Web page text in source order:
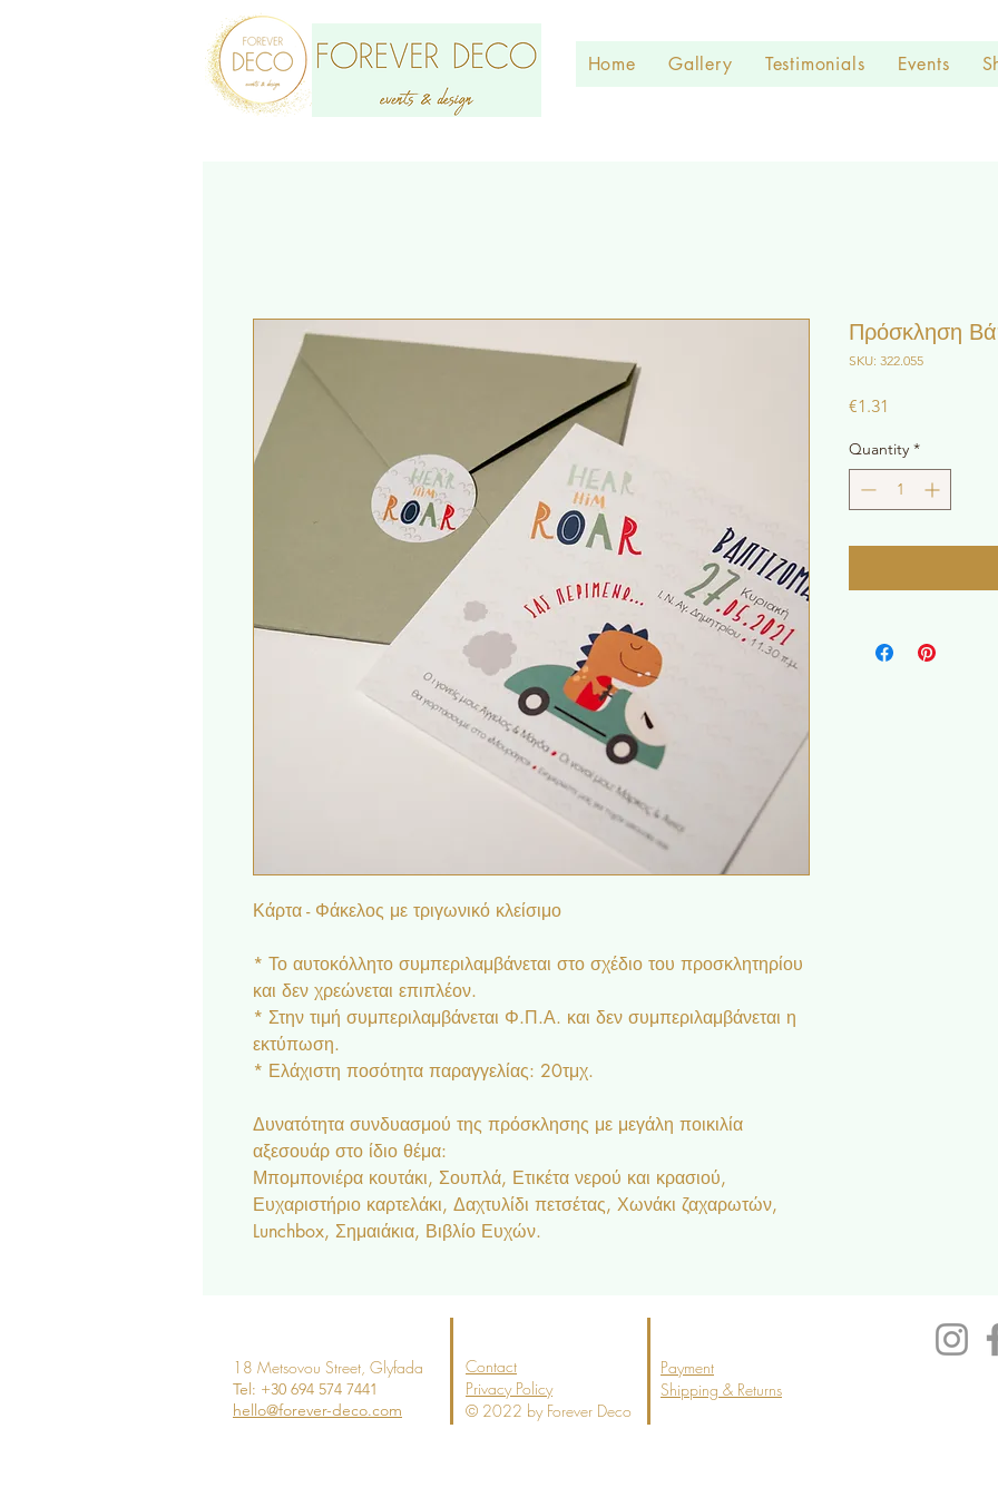
Home Gallery Testimonials Events
Κάρτα - Φάκελος με τριγωνικό κλείσιμο
* Το αυτοκόλλητο συμπεριλαμβάνεται στο σχέδιο του προσκλητηρίου
και δεν χρεώνεται επιπλέον.
* Στην τιμή συμπεριλαμβάνεται Φ.Π.Α. και δεν συμπεριλαμβάνεται η
εκτύπωση.
* Ελάχιστη ποσότητα παραγγελίας: 20τμχ.
Δυνατότητα συνδυασμού της πρόσκλησης με μεγάλη ποικιλία
αξεσουάρ στο ίδιο θέμα:
Μπομπονιέρα κουτάκι, Σουπλά, Ετικέτα νερού και κρασιού,
Ευχαριστήριο καρτελάκι, Δαχτυλίδι πετσέτας, Χωνάκι ζαχαρωτών,
Lunchbox, Σημαιάκια, Βιβλίο Ευχών.
Πρόσκληση
SKU: 322.055
€1.31
Quantity *
18 Metsovou Street, Glyfada
Tel: +30 694 574 7441
hello@forever-deco.com
Contact
Privacy Policy
© 2022 by Forever Deco
Payment
Shipping & Returns